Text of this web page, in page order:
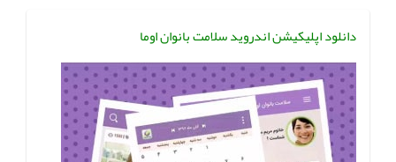
دانلود اپلیکیشن اندروید سلامت بانوان اوما